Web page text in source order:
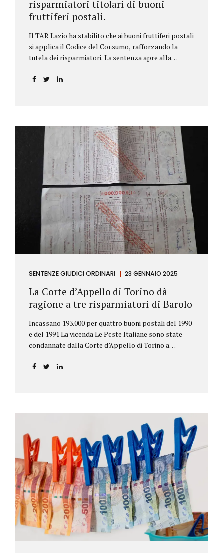
risparmiatori titolari di buoni
fruttiferi postali.
Il TAR Lazio ha stabilito che ai buoni fruttiferi postali
si applica il Codice del Consumo, rafforzando la
tutela dei risparmiatori. La sentenza apre alla
capitale o interessi per mancanza di informazioni
SENTENZE GIUDICI ORDINARI 23 GENNAIO 2025
La Corte d’Appello di Torino dà
ragione a tre risparmiatori di Barolo
Incassano 193.000 per quattro buoni postali del 1990
e del 1991 La vicenda Le Poste Italiane sono state
condannate dalla Corte d’Appello di Torino a
per oltre 193.000,00 euro: la sentenza ribalta la
causa di una modifica dei rendimenti risalente al 1986,
precedente alla loro sottoscrizione, e di un timbro
che Poste aveva messo sopra la tabella, la quale
riportava un generico...